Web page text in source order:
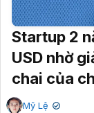
Startup 2
USD nhờ
chai của
Mỹ Lệ ✔